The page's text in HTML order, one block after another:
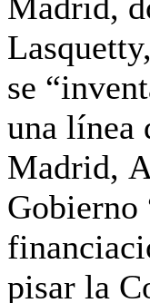
Lasquetty,
se
una línea
Madrid,
Gobierno
pisar la